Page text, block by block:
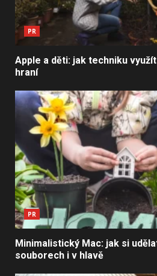
PR
Apple a děti: jak techniku
hraní
PR
Minimalistický Mac: jak si
souborech i v hlavě